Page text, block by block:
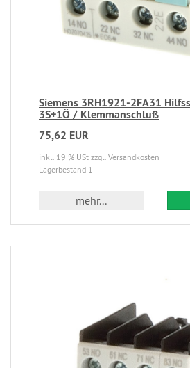
Siemens 3RH1921-2FA31
3S+1Ö / Klemmanschluß
75,62 EUR
inkl. 19 % USt zzgl. Versandkosten
Lagerbestand 1
mehr...